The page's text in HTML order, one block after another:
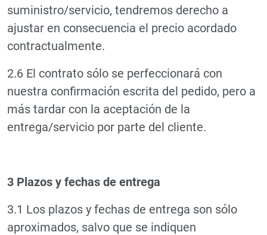
suministro/servicio, tendremos derecho a
ajustar en consecuencia el precio acordado
contractualmente.
2.6 El contrato sólo se perfeccionará con
nuestra confirmación escrita del pedido, pero a
más tardar con la aceptación de la
entrega/servicio por parte del cliente.
3 Plazos y fechas de entrega
3.1 Los plazos y fechas de entrega son sólo
aproximados, salvo que se indiquen